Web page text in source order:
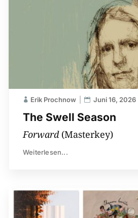
The Swell Season
Erik Prochnow Juni 16, 2026
Forward (Masterkey)
Weiterlesen...